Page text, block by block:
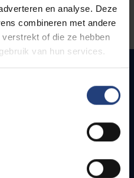
en analyse. Deze
combineren met andere
of die ze hebben
van hun services.